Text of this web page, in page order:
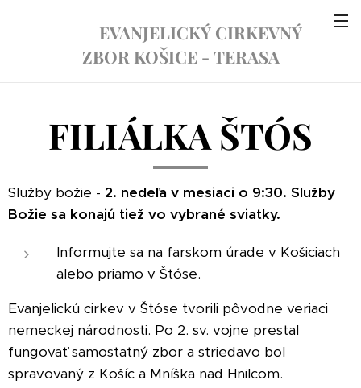
EVANJELICKÝ CIRKEVNÝ
ZBOR KOŠICE - TERASA
FILIÁLKA ŠTÓS
Služby božie - 2. nedeľa v mesiaci o 9:30. Služby
Božie sa konajú tiež vo vybrané sviatky.
Informujte sa na farskom úrade v Košiciach
alebo priamo v Štóse.
Evanjelickú cirkev v Štóse tvorili pôvodne veriaci
nemeckej národnosti. Po 2. sv. vojne prestal
fungovať samostatný zbor a striedavo bol
spravovaný z Košíc a Mníška nad Hnilcom.